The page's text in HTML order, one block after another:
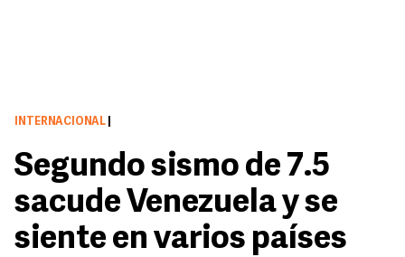
INTERNACIONAL
Segundo sismo de 7.5
sacude Venezuela y se
siente en varios países